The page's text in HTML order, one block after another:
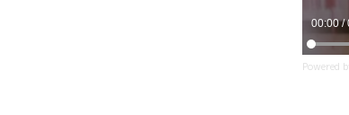
00:00/
Powered